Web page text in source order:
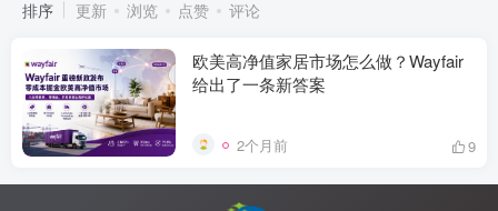
排序 更新 浏览 点赞 评论
欧美高净值家居市场怎么做？Wayfair
给出了一条新答案
2个月前 9